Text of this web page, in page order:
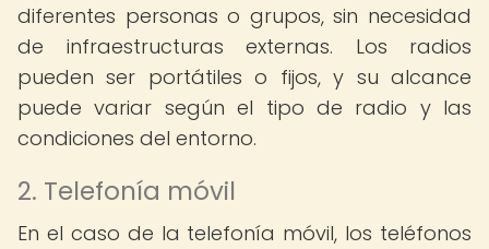
diferentes personas o grupos, sin necesidad
de infraestructuras externas. Los radios
pueden ser portátiles o fijos, y su alcance
puede variar según el tipo de radio y las
condiciones del entorno.
2. Telefonía móvil
En el caso de la telefonía móvil, los teléfonos